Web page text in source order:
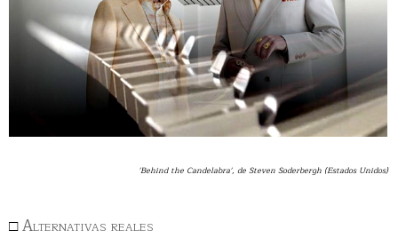
'Behind the Candelabra', de Steven Soderbergh (Estados Unidos)
□Alternativas reales